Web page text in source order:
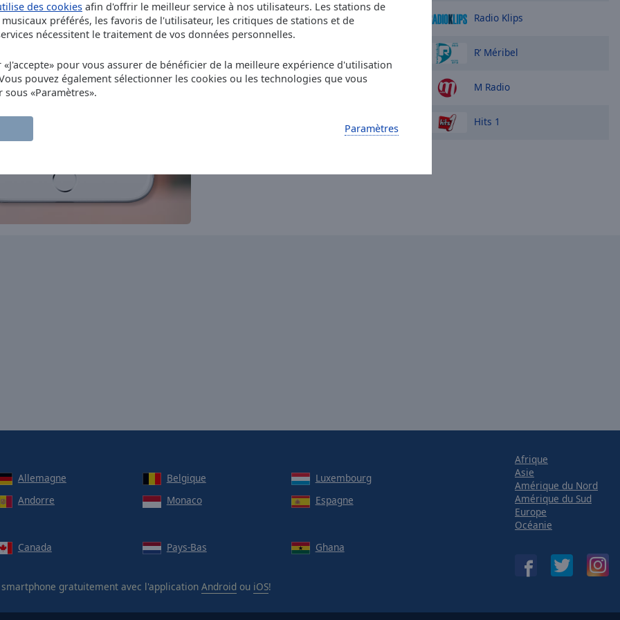
des cookies afin d'offrir le meilleur service à nos utilisateurs. Les stations de
préférés, les favoris de l'utilisateur, les critiques de stations et de
nécessitent le traitement de vos données personnelles.
pour vous assurer de bénéficier de la meilleure expérience d'utilisation
pouvez également sélectionner les cookies ou les technologies que vous
«Paramètres».
Paramètres
Nostalgie
rock pop news folk
France Info
FM 80 FUNKY MUSIC
disco soul funk hits
Cherie FM
CINEMIX
France Inter
talk
Radio Klips
R’ Méribel
M Radio
Hits 1
Allemagne Belgique
Luxembourg
Andorre Monaco Espagne
Canada Pays-Bas Ghana
gratuitement avec l'application Android ou iOS!
Afrique
Asie
Amérique du Nord
Amérique du Sud
Europe
Océanie